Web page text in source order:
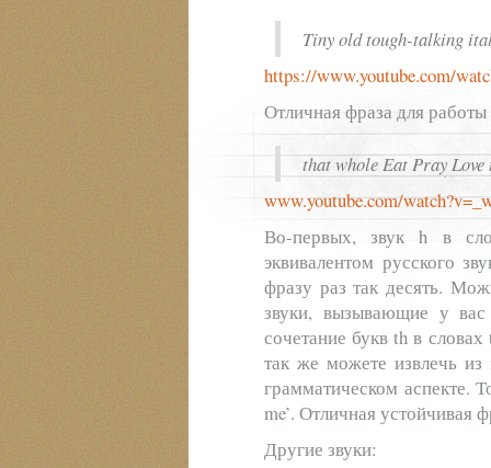
Tiny old tough-talking
https://www.youtube.com/
Отличная фраза для
that whole Eat Pray Love
www.youtube.com/
Во-первых, звук h в
эквивалентом русского
фразу раз так десять.
звуки, вызывающие у
сочетание букв th в
так же можете извлечь
грамматическом аспекте.
me’. Отличная устойчивая
Другие звуки: